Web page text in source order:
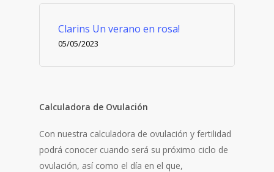
Clarins Un verano en rosa!
05/05/2023
Calculadora de Ovulación
Con nuestra calculadora de ovulación y fertilidad
podrá conocer cuando será su próximo ciclo de
ovulación, así como el día en el que,